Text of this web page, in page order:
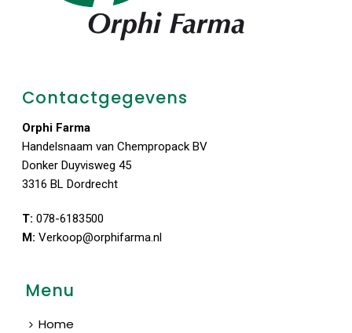
Contactgegevens
Orphi Farma
Handelsnaam van Chempropack BV
Donker Duyvisweg 45
3316 BL Dordrecht
T: 078-6183500
M: Verkoop@orphifarma.nl
Menu
Home